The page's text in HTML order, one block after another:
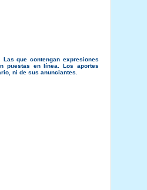
que contengan expresiones
puestas en línea. Los aportes
ni de sus anunciantes.